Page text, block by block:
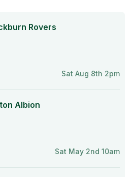
Rovers
Sat Aug 8th 2pm
Albion
Sat May 2nd 10am